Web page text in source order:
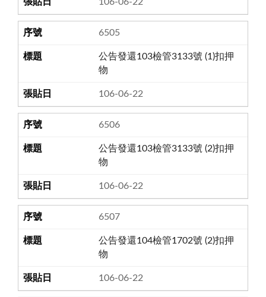
106-06-22
6505
公告發還103檢管3133號 (1)扣押
物
106-06-22
6506
公告發還103檢管3133號 (2)扣押
物
106-06-22
6507
公告發還104檢管1702號 (2)扣押
物
106-06-22